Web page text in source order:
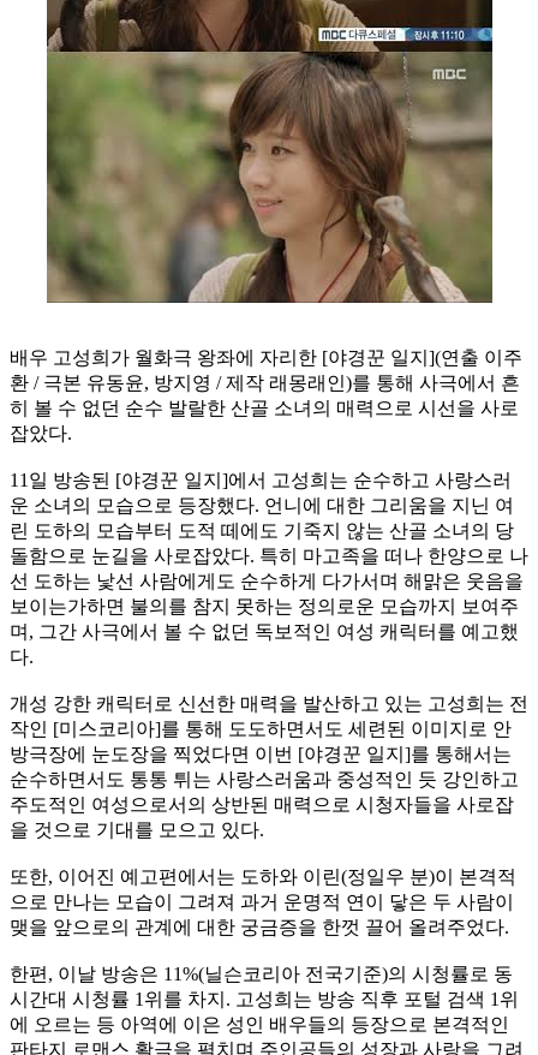
배우 고성희가 월화극 왕좌에 자리한 [야경꾼 일지](연출 이주
환 / 극본 유동윤, 방지영 / 제작 래몽래인)를 통해 사극에서 흔
히 볼 수 없던 순수 발랄한 산골 소녀의 매력으로 시선을 사로
잡았다.
11일 방송된 [야경꾼 일지]에서 고성희는 순수하고 사랑스러
운 소녀의 모습으로 등장했다. 언니에 대한 그리움을 지닌 여
린 도하의 모습부터 도적 떼에도 기죽지 않는 산골 소녀의 당
돌함으로 눈길을 사로잡았다. 특히 마고족을 떠나 한양으로 나
선 도하는 낯선 사람에게도 순수하게 다가서며 해맑은 웃음을
보이는가하면 불의를 참지 못하는 정의로운 모습까지 보여주
며, 그간 사극에서 볼 수 없던 독보적인 여성 캐릭터를 예고했
다.
개성 강한 캐릭터로 신선한 매력을 발산하고 있는 고성희는 전
작인 [미스코리아]를 통해 도도하면서도 세련된 이미지로 안
방극장에 눈도장을 찍었다면 이번 [야경꾼 일지]를 통해서는
순수하면서도 통통 튀는 사랑스러움과 중성적인 듯 강인하고
주도적인 여성으로서의 상반된 매력으로 시청자들을 사로잡
을 것으로 기대를 모으고 있다.
또한, 이어진 예고편에서는 도하와 이린(정일우 분)이 본격적
으로 만나는 모습이 그려져 과거 운명적 연이 닿은 두 사람이
맺을 앞으로의 관계에 대한 궁금증을 한껏 끌어 올려주었다.
한편, 이날 방송은 11%(닐슨코리아 전국기준)의 시청률로 동
시간대 시청률 1위를 차지. 고성희는 방송 직후 포털 검색 1위
에 오르는 등 아역에 이은 성인 배우들의 등장으로 본격적인
판타지 로맨스 활극을 펼치며 주인공들의 성장과 사랑을 그려